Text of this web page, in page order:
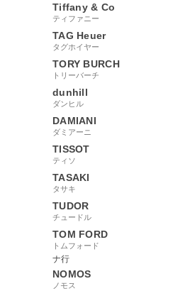
Tiffany & Co
ティファニー
TAG Heuer
タグホイヤー
TORY BURCH
トリーバーチ
dunhill
ダンヒル
DAMIANI
ダミアーニ
TISSOT
ティソ
TASAKI
タサキ
TUDOR
チュードル
TOM FORD
トムフォード
ナ行
NOMOS
ノモス